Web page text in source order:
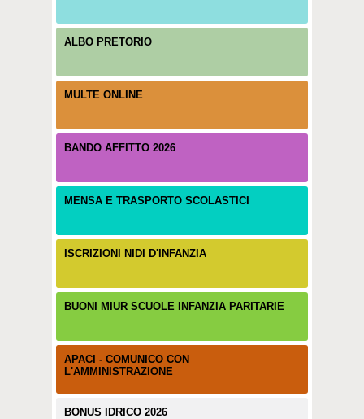
ALBO PRETORIO
MULTE ONLINE
BANDO AFFITTO 2026
MENSA E TRASPORTO SCOLASTICI
ISCRIZIONI NIDI D'INFANZIA
BUONI MIUR SCUOLE INFANZIA PARITARIE
APACI - COMUNICO CON
L'AMMINISTRAZIONE
BONUS IDRICO 2026